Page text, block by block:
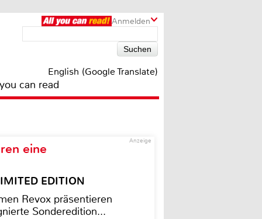
Anmelden
English (Google Translate)
can read
Anzeige
eine
EDITION
Revox präsentieren
Sonderedition...